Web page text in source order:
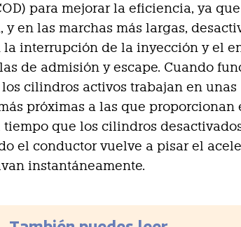
para mejorar la eficiencia, ya
en las marchas más largas,
la interrupción de la inyección y el
de admisión y escape. Cuando
cilindros activos trabajan en unas
próximas a las que proporcionan
que los cilindros
el conductor vuelve a pisar el
instantáneamente.